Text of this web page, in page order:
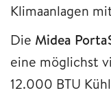
Klimaanlagen
Die Midea
eine möglichst
12.000 BTU